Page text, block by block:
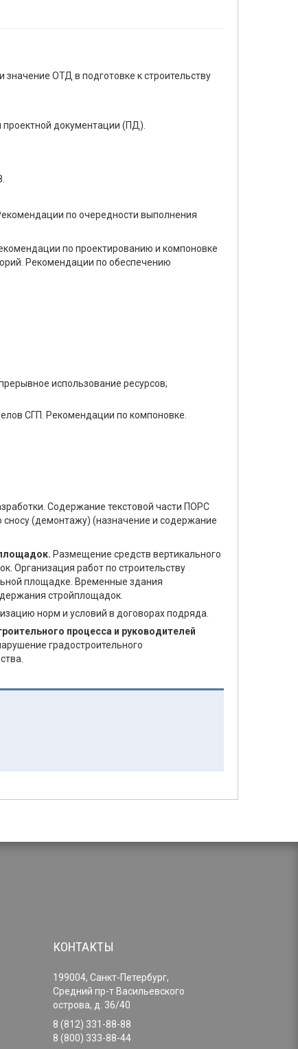
значение ОТД в подготовке к строительству
документации (ПД).
по очередности выполнения
по проектированию и компоновке
Рекомендации по обеспечению
использование ресурсов;
СГП. Рекомендации по компоновке.
Содержание текстовой части ПОРС
(демонтажу) (назначение и содержание
Размещение средств вертикального
Организация работ по строительству
площадке. Временные здания
стройплощадок.
норм и условий в договорах подряда.
процесса и руководителей
градостроительного
КОНТАКТЫ
199004, Санкт-Петербург,
Средний пр-т Васильевского
острова, д. 36/40
8 (812) 331-88-88
8 (800) 333-88-44